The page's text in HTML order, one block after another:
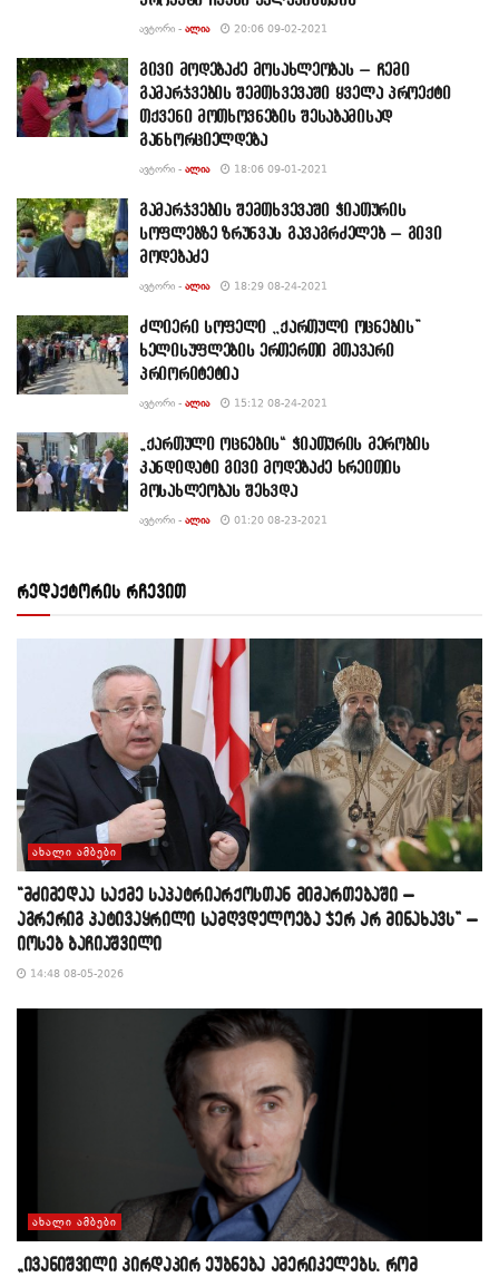
ᲐᲕᲢᲝᲠᲘ - ᲐᲚᲘᲐ 20:06 09-02-2021
გივი მოდებაძე მოსახლეობას – ჩემი
გამარჯვების შემთხვევაში ყველა პროექტი
თქვენი მოთხოვნების შესაბამისად
განხორციელდება
ᲐᲕᲢᲝᲠᲘ - ᲐᲚᲘᲐ 18:06 09-01-2021
გამარჯვების შემთხვევაში ჭიათურის
სოფლებზე ზრუნვას გავაგრძელებ – გივი
მოდებაძე
ᲐᲕᲢᲝᲠᲘ - ᲐᲚᲘᲐ 18:29 08-24-2021
ძლიერი სოფელი ,,ქართული ოცნების”
ხელისუფლების ერთერთი მთავარი
პრიორიტეტია
ᲐᲕᲢᲝᲠᲘ - ᲐᲚᲘᲐ 15:12 08-24-2021
„ქართული ოცნების“ ჭიათურის მერობის
კანდიდატი გივი მოდებაძე ხრეითის
მოსახლეობას შეხვდა
ᲐᲕᲢᲝᲠᲘ - ᲐᲚᲘᲐ 01:20 08-23-2021
რედაქტორის რჩევით
ᲐᲮᲐᲚᲘ ᲐᲛᲑᲔᲑᲘ
“მძიმედაა საქმე საპატრიარქოსთან მიმართებაში –
აგრერიგ პატივაყრილი სამღვდელოება ჯერ არ მინახავს” –
იოსებ ბაჩიაშვილი
14:48 08-05-2026
ᲐᲮᲐᲚᲘ ᲐᲛᲑᲔᲑᲘ
„ივანიშვილი პირდაპირ ეუბნება ამერიკელებს, რომ